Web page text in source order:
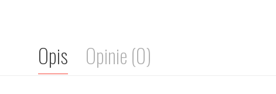
Opis Opinie (0)